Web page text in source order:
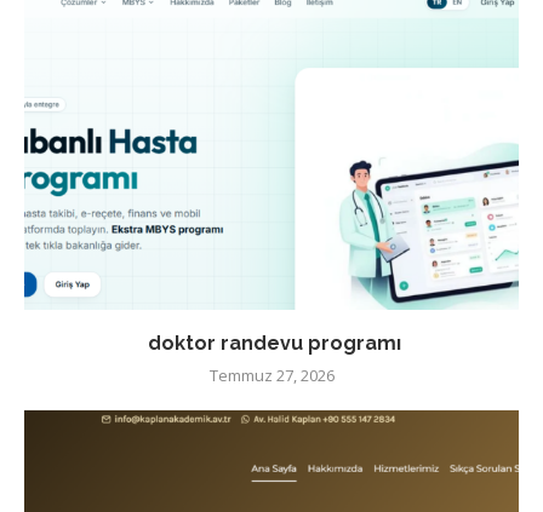
doktor randevu programı
Temmuz 27, 2026